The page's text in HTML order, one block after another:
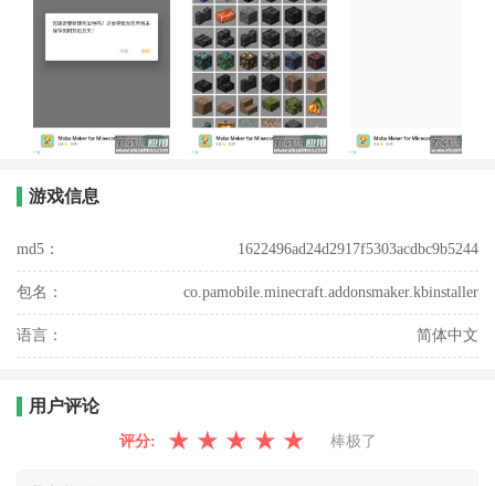
游戏信息
md5： 1622496ad24d2917f5303acdbc9b5244
包名： co.pamobile.minecraft.addonsmaker.kbinstaller
语言： 简体中文
用户评论
评分: ★ ★ ★ ★ ★ 棒极了